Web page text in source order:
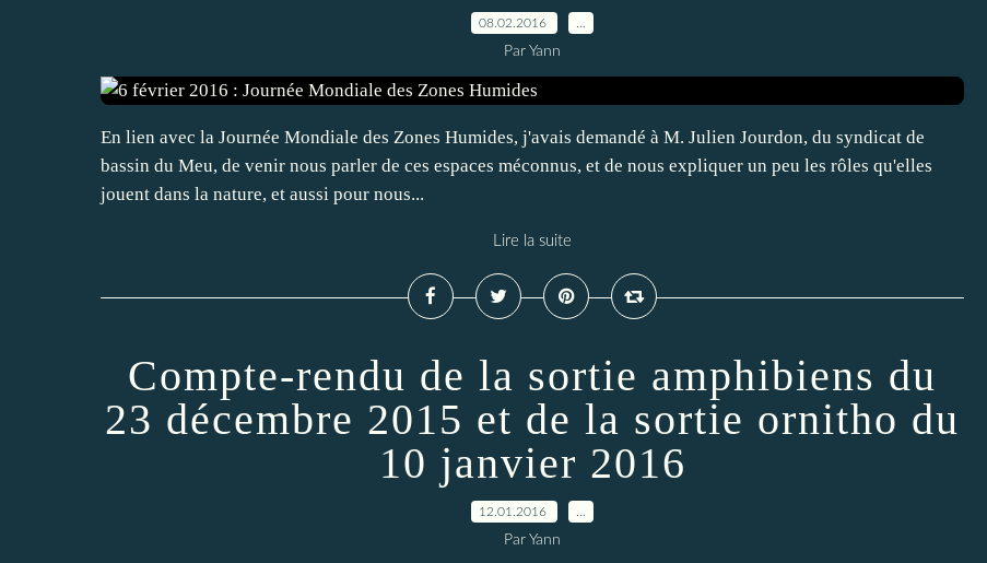
08.02.2016
Par Yann
En lien avec la Journée Mondiale des Zones Humides, j'avais demandé à M. Julien Jourdon, du syndicat de
bassin du Meu, de venir nous parler de ces espaces méconnus, et de nous expliquer un peu les rôles qu'elles
jouent dans la nature, et aussi pour nous...
Lire la suite
Compte-rendu de la sortie amphibiens du
23 décembre 2015 et de la sortie ornitho du
10 janvier 2016
12.01.2016
Par Yann